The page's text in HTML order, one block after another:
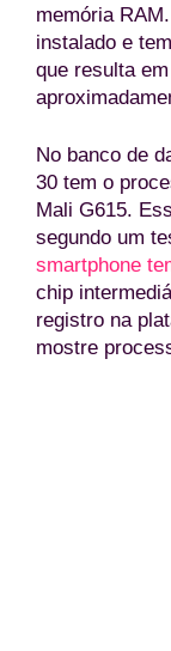
memória
instalado e
que resulta
No banco de
30 tem o
Mali G615.
segundo um
smartphone
chip
registro na
mostre